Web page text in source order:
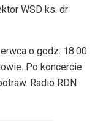
WSD ks. dr
o godz. 18.00
Po koncercie
Radio RDN